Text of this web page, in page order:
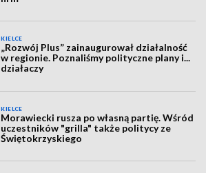
KIELCE
„Rozwój Plus” zainaugurował działalność
w regionie. Poznaliśmy polityczne plany i...
działaczy
KIELCE
Morawiecki rusza po własną partię. Wśród
uczestników "grilla" także politycy ze
Świętokrzyskiego